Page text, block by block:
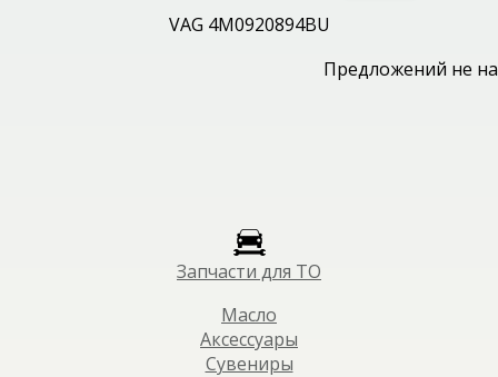
VAG 4M0920894BU
Предложений не
Запчасти для ТО
Масло
Аксессуары
Сувениры